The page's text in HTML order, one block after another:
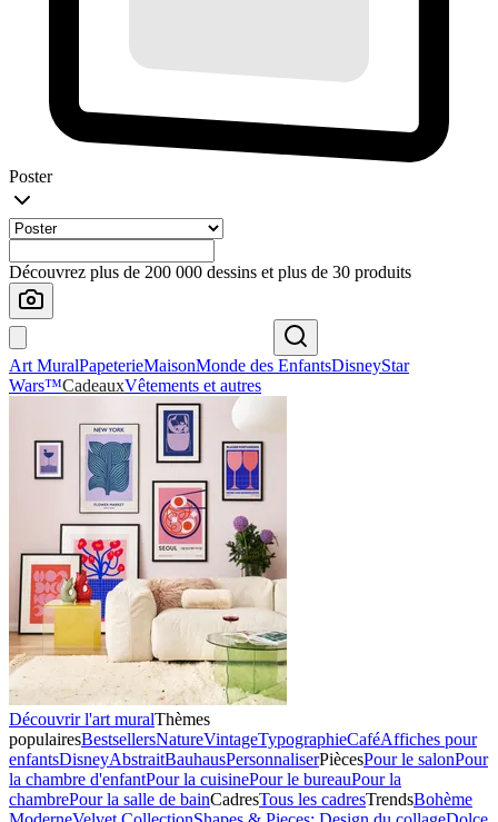
Poster
Découvrez plus de 200 000 dessins et plus de 30 produits
Art MuralPapeterieMaisonMonde des EnfantsDisneyStar
Wars™CadeauxVêtements et autres
Découvrir l'art muralThèmes
populairesBestsellersNatureVintageTypographieCaféAffiches pour
enfantsDisneyAbstraitBauhausPersonnaliserPiècesPour le salonPour
la chambre d'enfantPour la cuisinePour le bureauPour la
chambrePour la salle de bainCadresTous les cadresTrendsBohème